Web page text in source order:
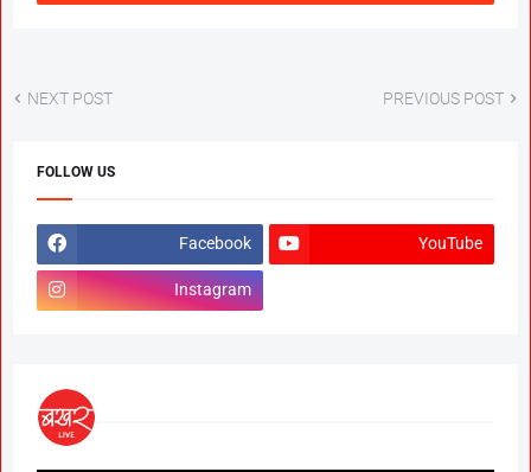
NEXT POST PREVIOUS POST
FOLLOW US
Facebook YouTube
Instagram